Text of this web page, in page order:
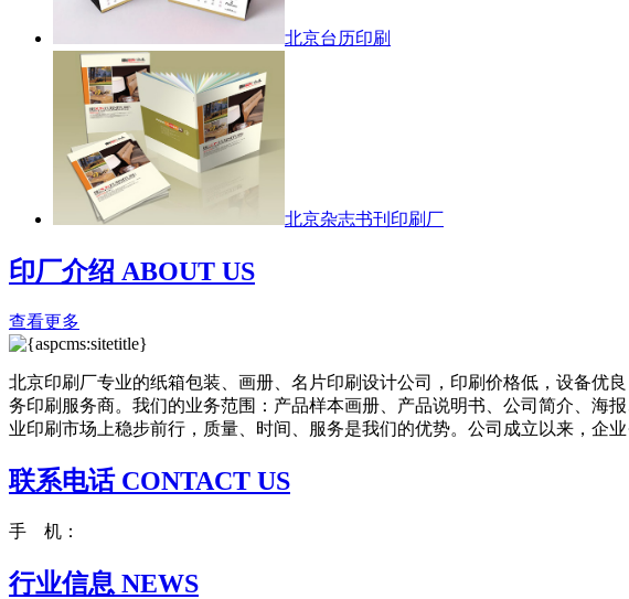
北京台历印刷
北京杂志书刊印刷厂
印厂介绍 ABOUT US
查看更多
北京印刷厂专业的纸箱包装、画册、名片印刷设计公司，印刷价格低，设备优
务印刷服务商。我们的业务范围：产品样本画册、产品说明书、公司简介、海
业印刷市场上稳步前行，质量、时间、服务是我们的优势。公司成立以来，企业
联系电话 CONTACT US
手 机：
行业信息 NEWS